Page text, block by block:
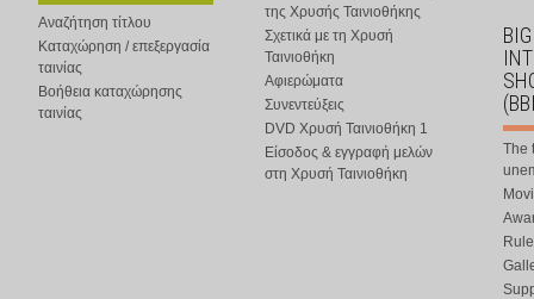
Αναζήτηση τίτλου
Καταχώρηση / επεξεργασία
ταινίας
Βοήθεια καταχώρησης
ταινίας
της Χρυσής Ταινιοθήκης
Σχετικά με τη Χρυσή
Ταινιοθήκη
Αφιερώματα
Συνεντεύξεις
DVD Χρυσή Ταινιοθήκη 1
Είσοδος & εγγραφή μελών
στη Χρυσή Ταινιοθήκη
The